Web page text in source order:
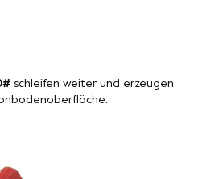
schleifen weiter und erzeugen